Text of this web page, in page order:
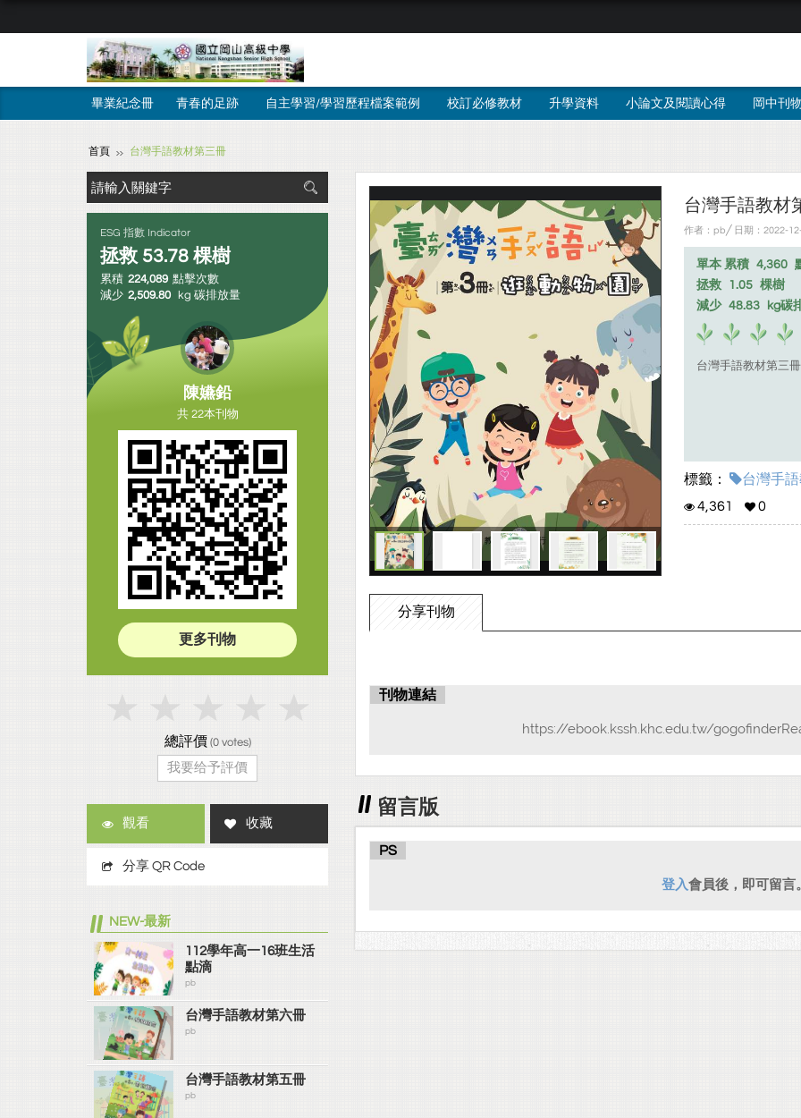
畢業紀念冊 青春的足跡 自主學習/學習歷程檔案範例 校訂必修教材 升學資料 小論文及閱讀心得 岡中刊
首頁 台灣手語教材第三冊
台灣手語教材
作者：pb╱ 日期：2022-
單本 累積 4,360
拯救
1.05 棵樹
減少 48.83 kg碳
台灣手語教材第三冊
標籤：
台灣手語
4,361
0
分享刊物
刊物連結
https://ebook.kssh.khc.edu.tw/
留言版
PS
登入會員後，即可留言
ESG 指數 Indicator
拯救 53.78 棵樹
累積 224,089 點擊次數
減少 2,509.80 kg 碳排放量
陳嬿鉛
共 22本刊物
更多刊物
總評價 (0votes)
我要给予評價
觀看 收藏
分享 QR Code
NEW-最新
112學年高一16班生活
點滴
pb
台灣手語教材第六冊
pb
台灣手語教材第五冊
pb